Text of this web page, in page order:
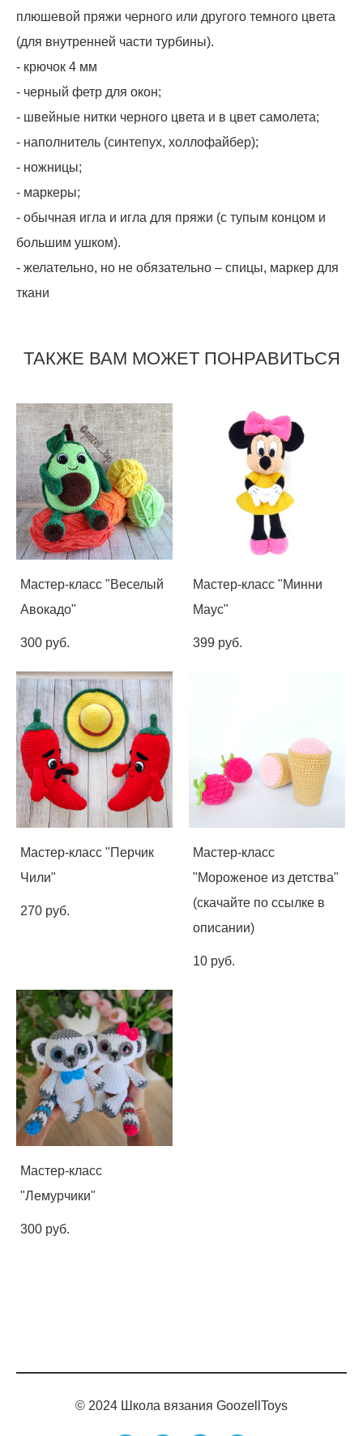
плюшевой пряжи черного или другого темного цвета
(для внутренней части турбины).
- крючок 4 мм
- черный фетр для окон;
- швейные нитки черного цвета и в цвет самолета;
- наполнитель (синтепух, холлофайбер);
- ножницы;
- маркеры;
- обычная игла и игла для пряжи (с тупым концом и
большим ушком).
- желательно, но не обязательно – спицы, маркер для
ткани
ТАКЖЕ ВАМ МОЖЕТ ПОНРАВИТЬСЯ
Мастер-класс "Веселый
Авокадо"
300 pуб.
Мастер-класс "Минни
Маус"
399 pуб.
Мастер-класс "Перчик
Чили"
270 pуб.
Мастер-класс
"Мороженое из детства"
(скачайте по ссылке в
описании)
10 pуб.
Мастер-класс
"Лемурчики"
300 pуб.
© 2024 Школа вязания GoozellToys